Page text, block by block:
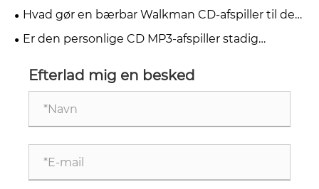
must-have for musikelskere
Hvad gør en bærbar Walkman CD-afspiller til den
bedste mulighed for musikelskere
Er den personlige CD MP3-afspiller stadig
Efterlad mig en besked